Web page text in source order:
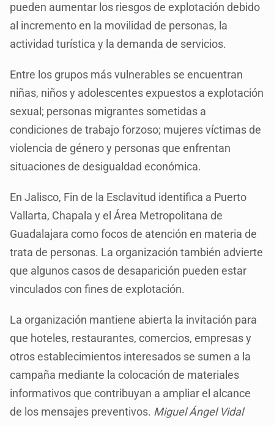
pueden aumentar los riesgos de explotación debido
al incremento en la movilidad de personas, la
actividad turística y la demanda de servicios.
Entre los grupos más vulnerables se encuentran
niñas, niños y adolescentes expuestos a explotación
sexual; personas migrantes sometidas a
condiciones de trabajo forzoso; mujeres víctimas de
violencia de género y personas que enfrentan
situaciones de desigualdad económica.
En Jalisco, Fin de la Esclavitud identifica a Puerto
Vallarta, Chapala y el Área Metropolitana de
Guadalajara como focos de atención en materia de
trata de personas. La organización también advierte
que algunos casos de desaparición pueden estar
vinculados con fines de explotación.
La organización mantiene abierta la invitación para
que hoteles, restaurantes, comercios, empresas y
otros establecimientos interesados se sumen a la
campaña mediante la colocación de materiales
informativos que contribuyan a ampliar el alcance
de los mensajes preventivos. Miguel Ángel Vidal